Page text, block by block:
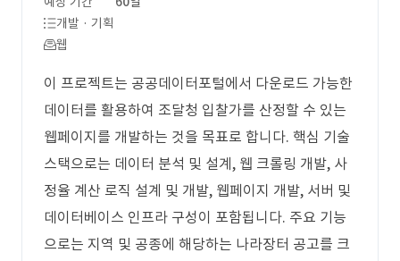
개발 · 기획
웹
이 프로젝트는 공공데이터포털에서 다운로드 가능한
데이터를 활용하여 조달청 입찰가를 산정할 수 있는
웹페이지를 개발하는 것을 목표로 합니다. 핵심 기술
스택으로는 데이터 분석 및 설계, 웹 크롤링 개발, 사
정율 계산 로직 설계 및 개발, 웹페이지 개발, 서버 및
데이터베이스 인프라 구성이 포함됩니다. 주요 기능
으로는 지역 및 공종에 해당하는 나라장터 공고를 크